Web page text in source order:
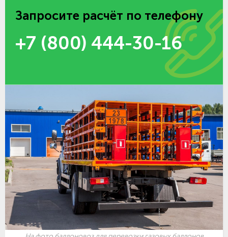
Запросите расчёт по телефону
+7 (800) 444-30-16